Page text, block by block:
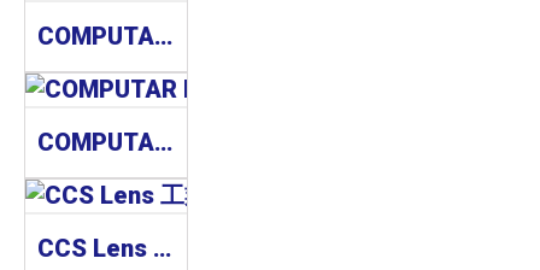
COMPUTAR MLM Series 工業鏡頭
COMPUTAR MLH Series 工業鏡頭
CCS Lens 工業鏡頭 SE-110-5M Series